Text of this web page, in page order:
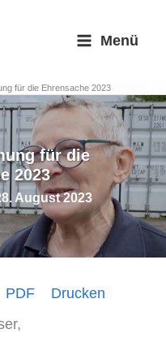
Menü
für die Ehrensache 2023
für die
2023
August 2023
PDF
Drucken